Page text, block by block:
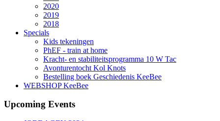
2020
2019
2018
Specials
Kids tekeningen
PhEF - train at home
Kracht- en stabiliteitsprogramma 10 W Tac
Avonturentocht Kol Knots
Bestelling boek Geschiedenis KeeBee
WEBSHOP KeeBee
Upcoming Events